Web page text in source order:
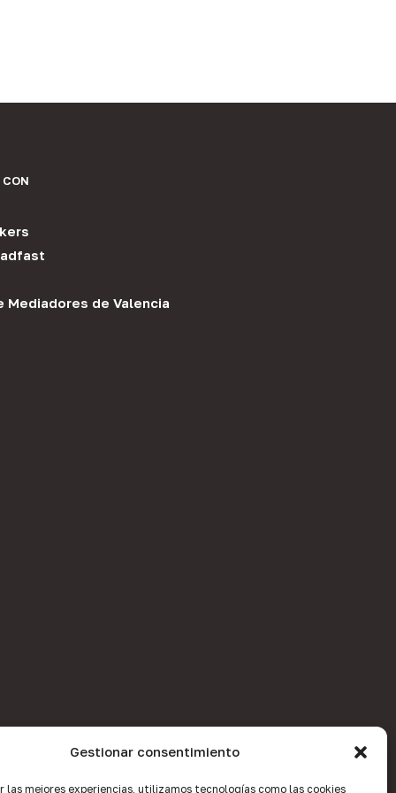
Gestionar consentimiento
las mejores experiencias, utilizamos tecnologías como las cookies
Mediadores de Valencia